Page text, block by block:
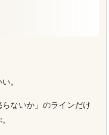
。
ないか」のラインだけ